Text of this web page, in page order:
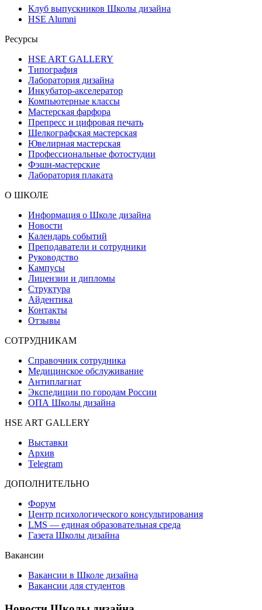
Клуб выпускников Школы дизайна
HSE Alumni
Ресурсы
HSE ART GALLERY
Типография
Лаборатория дизайна
Инкубатор-акселератор
Компьютерные классы
Мастерская фарфора
Препресс и цифровая печать
Шелкографская мастерская
Ювелирная мастерская
Профессиональные фотостудии
Фэшн-мастерские
Лаборатория плаката
О ШКОЛЕ
Информация о Школе дизайна
Новости
Календарь событий
Преподаватели и сотрудники
Руководство
Кампусы
Лицензии и дипломы
Структура
Айдентика
Контакты
Отзывы
СОТРУДНИКАМ
Справочник сотрудника
Медицинское обслуживание
Антиплагиат
Экспедиции по городам России
ОПА Школы дизайна
HSE ART GALLERY
Выставки
Архив
Telegram
ДОПОЛНИТЕЛЬНО
Форум
Центр психологического консультирования
LMS — единая образовательная среда
Газета Школы дизайна
Вакансии
Вакансии в Школе дизайна
Вакансии для студентов